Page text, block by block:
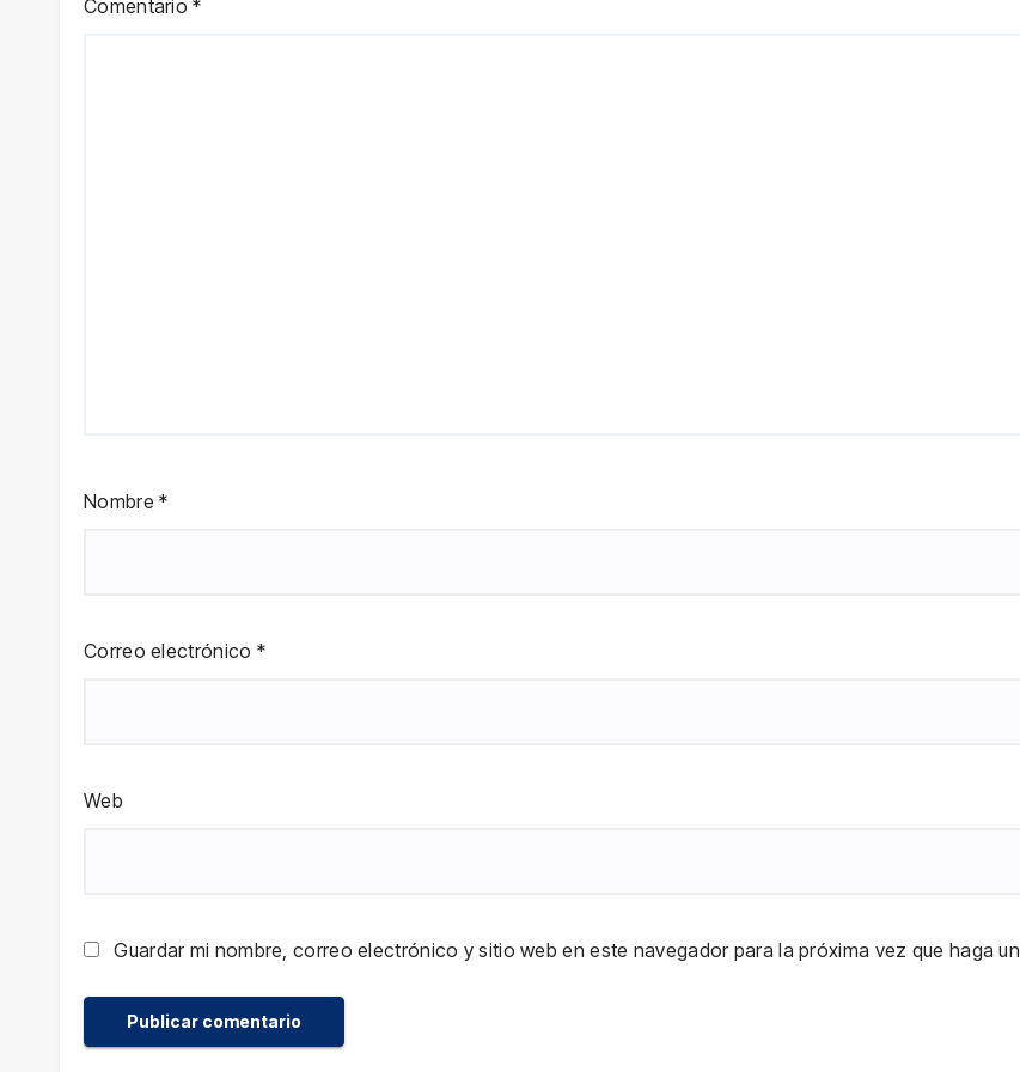
Comentario*
Nombre*
Correo electrónico *
Web
Guardar mi nombre, correo electrónico y sitio web en este navegador para la próxima vez que haga